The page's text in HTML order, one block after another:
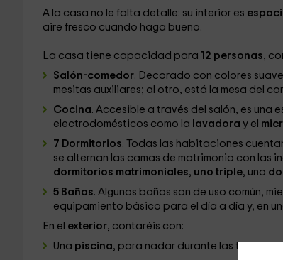
A la casa no le falta detalle: su interior es
aire fresco cuando haga bueno.
La casa tiene capacidad para 12 personas,
Salón-comedor. Decorado con colores
mesitas auxiliares; al otro, está la mesa del
Cocina. Accesible a través del salón, es
electrodomésticos como la lavadora y el
7 Dormitorios. Todas las habitaciones
se alternan las camas de matrimonio con las
dormitorios matrimoniales, uno triple, uno
5 Baños. Algunos baños son de uso común,
equipamiento básico para el día a día y, en
En el exterior, contaréis con:
Una piscina, para nadar durante las